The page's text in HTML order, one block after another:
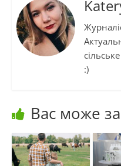
:)
Вас може